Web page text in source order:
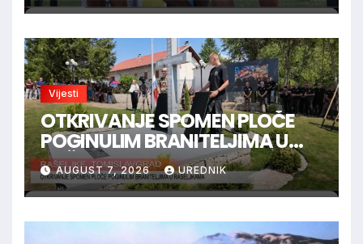
Vijesti
OTKRIVANJE SPOMEN PLOČE
POGINULIM BRANITELJIMA U
RAŠELJKAMA
AUGUST 7, 2026 UREDNIK